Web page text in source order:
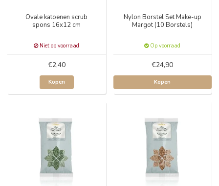
Ovale katoenen scrub
spons 16x12 cm
Niet op voorraad
€2,40
Kopen
Nylon Borstel Set Make-up
Margot (10 Borstels)
Op voorraad
€24,90
Kopen